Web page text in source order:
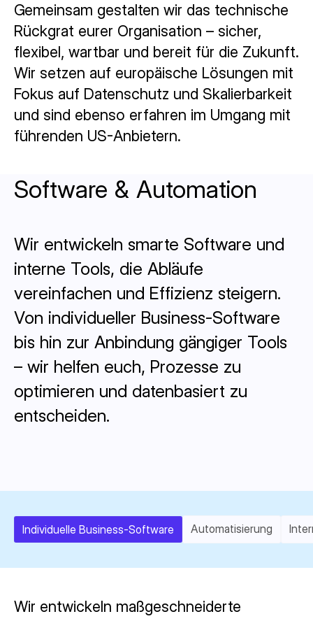
Gemeinsam gestalten wir das technische
Rückgrat eurer Organisation – sicher,
flexibel, wartbar und bereit für die Zukunft.
Wir setzen auf europäische Lösungen mit
Fokus auf Datenschutz und Skalierbarkeit
und sind ebenso erfahren im Umgang mit
führenden US-Anbietern.
Software & Automation
Wir entwickeln smarte Software und
interne Tools, die Abläufe
vereinfachen und Effizienz steigern.
Von individueller Business-Software
bis hin zur Anbindung gängiger Tools
– wir helfen euch, Prozesse zu
optimieren und datenbasiert zu
entscheiden.
Individuelle Business-Software Automatisierung
Wir entwickeln maßgeschneiderte